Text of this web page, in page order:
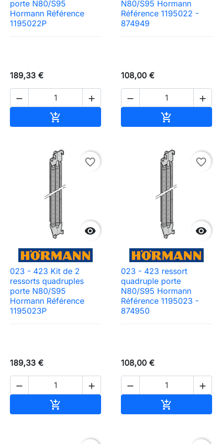
porte N80/S95
Hormann Référence
1195022P
189,33 €
 

N80/S95 Hormann
Référence 1195022 -
874949
108,00 €
 


favorite_border
023 - 423 Kit de 2
ressorts quadruples
porte N80/S95
Hormann Référence
1195023P
189,33 €
 


favorite_border
023 - 423 ressort
quadruple porte
N80/S95 Hormann
Référence 1195023 -
874950
108,00 €
 
